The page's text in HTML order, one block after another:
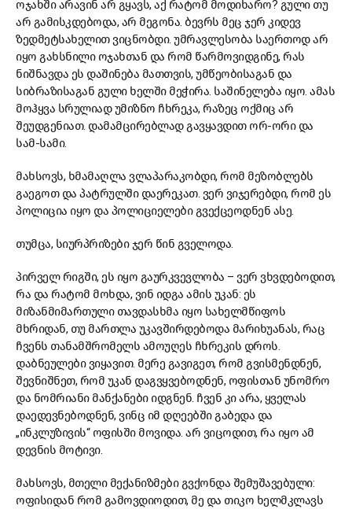
ოჯახში არავინ არ გყავს, აქ რატომ მოდიხარო? გული თუ
არ გამისკდებოდა, არ მეგონა. ბევრს მეც ჯერ კიდევ
ზედმეტსახელით ვიცნობდი. უმრავლესობა საერთოდ არ
იყო გახსნილი ოჯახთან და რომ წარმოვიდგინე, რას
ნიშნავდა ეს დაშინება მათთვის, უმწეობისაგან და
სიბრაზისაგან გული ხელში მეჭირა. საშინელება იყო. ამას
მოჰყვა სრულიად უმიზნო ჩხრეკა, რაზეც ოქმიც არ
შეუდგენიათ. დამამცირებლად გავყავდით ორ-ორი და
სამ-სამი.
მახსოვს, ხმამაღლა ვლაპარაკობდი, რომ მეზობლებს
გაეგოთ და პატრულში დაერეკათ. ვერ ვიჯერებდი, რომ ეს
პოლიცია იყო და პოლიციელები გვექცეოდნენ ასე.
თუმცა, სიურპრიზები ჯერ წინ გველოდა.
პირველ რიგში, ეს იყო გაურკვევლობა – ვერ ვხვდებოდით,
რა და რატომ მოხდა, ვინ იდგა ამის უკან: ეს
მიზანმიმართული თავდასხმა იყო სახელმწიფოს
მხრიდან, თუ მართლა უკავშირდებოდა მარიხუანას, რაც
ჩვენს თანამშრომელს ამოუღეს ჩხრეკის დროს.
დაბნეულები ვიყავით. მერე გავიგეთ, რომ გვისმენდნენ,
შევნიშნეთ, რომ უკან დაგვყვებოდნენ, ოფისთან უნომრო
და ნომრიანი მანქანები იდგნენ. ჩვენ კი არა, ყველას
დაედევნებოდნენ, ვინც იმ დღეებში გაბედა და
„ინკლუზივის“ ოფისში მოვიდა. არ ვიცოდით, რა იყო ამ
დევნის მოტივი.
მახსოვს, მთელი მექანიზმები გვქონდა შემუშავებული:
ოფისიდან რომ გამოვდიოდით, მე და თიკო ხელმკლავს